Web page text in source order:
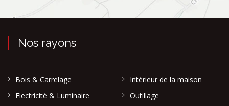
Nos rayons
Bois & Carrelage
Electricité & Luminaire
Intérieur de la maison
Outillage